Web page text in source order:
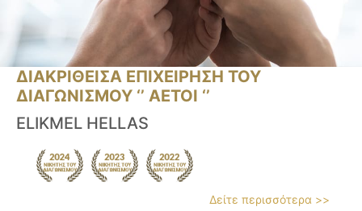
ΔΙΑΚΡΙΘΕΙΣΑ ΕΠΙΧΕΙΡΗΣΗ ΤΟΥ
ΔΙΑΓΩΝΙΣΜΟΥ ‘’ ΑΕΤΟΙ ‘’
ΕLIKMEL HELLAS
Δείτε περισσότερα >>